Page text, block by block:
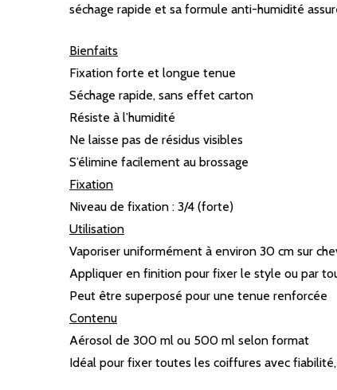
séchage rapide et sa formule anti-humidité
Bienfaits
Fixation forte et longue tenue
Séchage rapide, sans effet carton
Résiste à l’humidité
Ne laisse pas de résidus visibles
S’élimine facilement au brossage
Fixation
Niveau de fixation : 3/4 (forte)
Utilisation
Vaporiser uniformément à environ 30 cm sur
Appliquer en finition pour fixer le style ou par
Peut être superposé pour une tenue renforcée
Contenu
Aérosol de 300 ml ou 500 ml selon format
Idéal pour fixer toutes les coiffures avec